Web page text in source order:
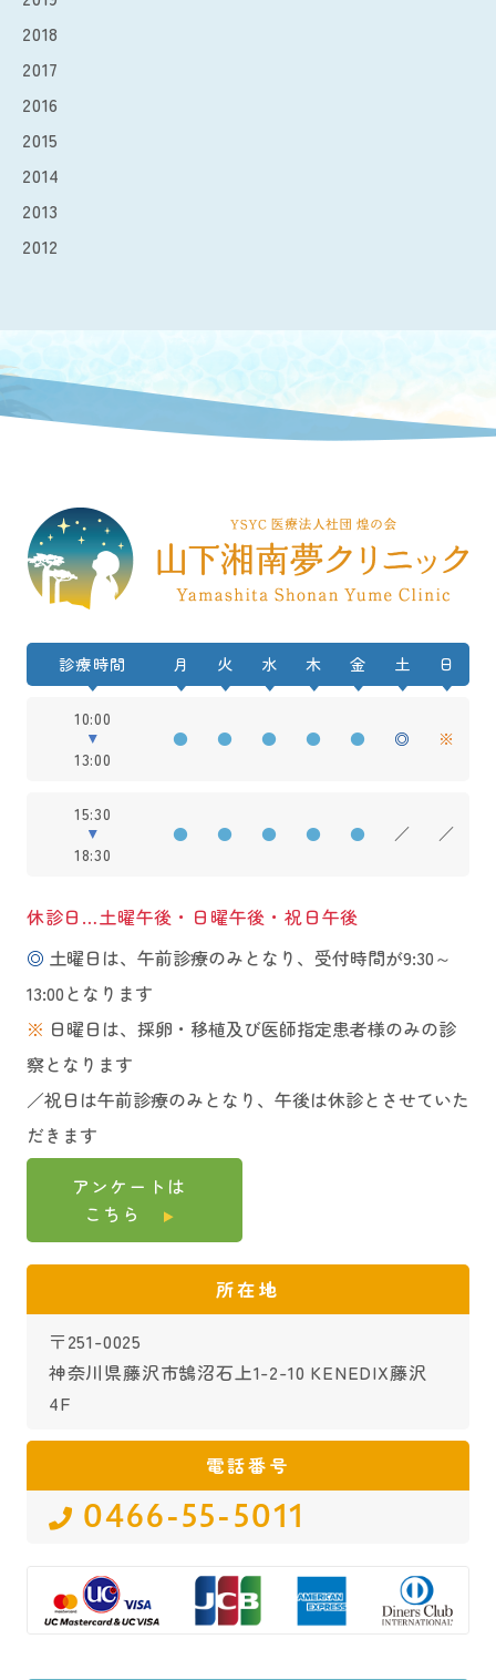
2018
2017
2016
2015
2014
2013
2012
診療時間 月 火 水 木 金 土 日
10:00
13:00
● ● ● ● ● ◎ ※
15:30
18:30
● ● ● ● ● ／ ／
休診日…土曜午後・日曜午後・祝日午後
◎ 土曜日は、午前診療のみとなり、受付時間が9:30～
13:00となります
※ 日曜日は、採卵・移植及び医師指定患者様のみの診
察となります
／祝日は午前診療のみとなり、午後は休診とさせていた
だきます
アンケートは
こちら
所在地
〒251-0025
神奈川県藤沢市鵠沼石上1-2-10 KENEDIX藤沢
4F
電話番号
0466-55-5011